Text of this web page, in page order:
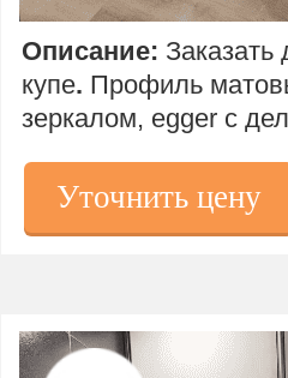
Описание:
купе. Профиль
зеркалом, egger с
Уточнить цену